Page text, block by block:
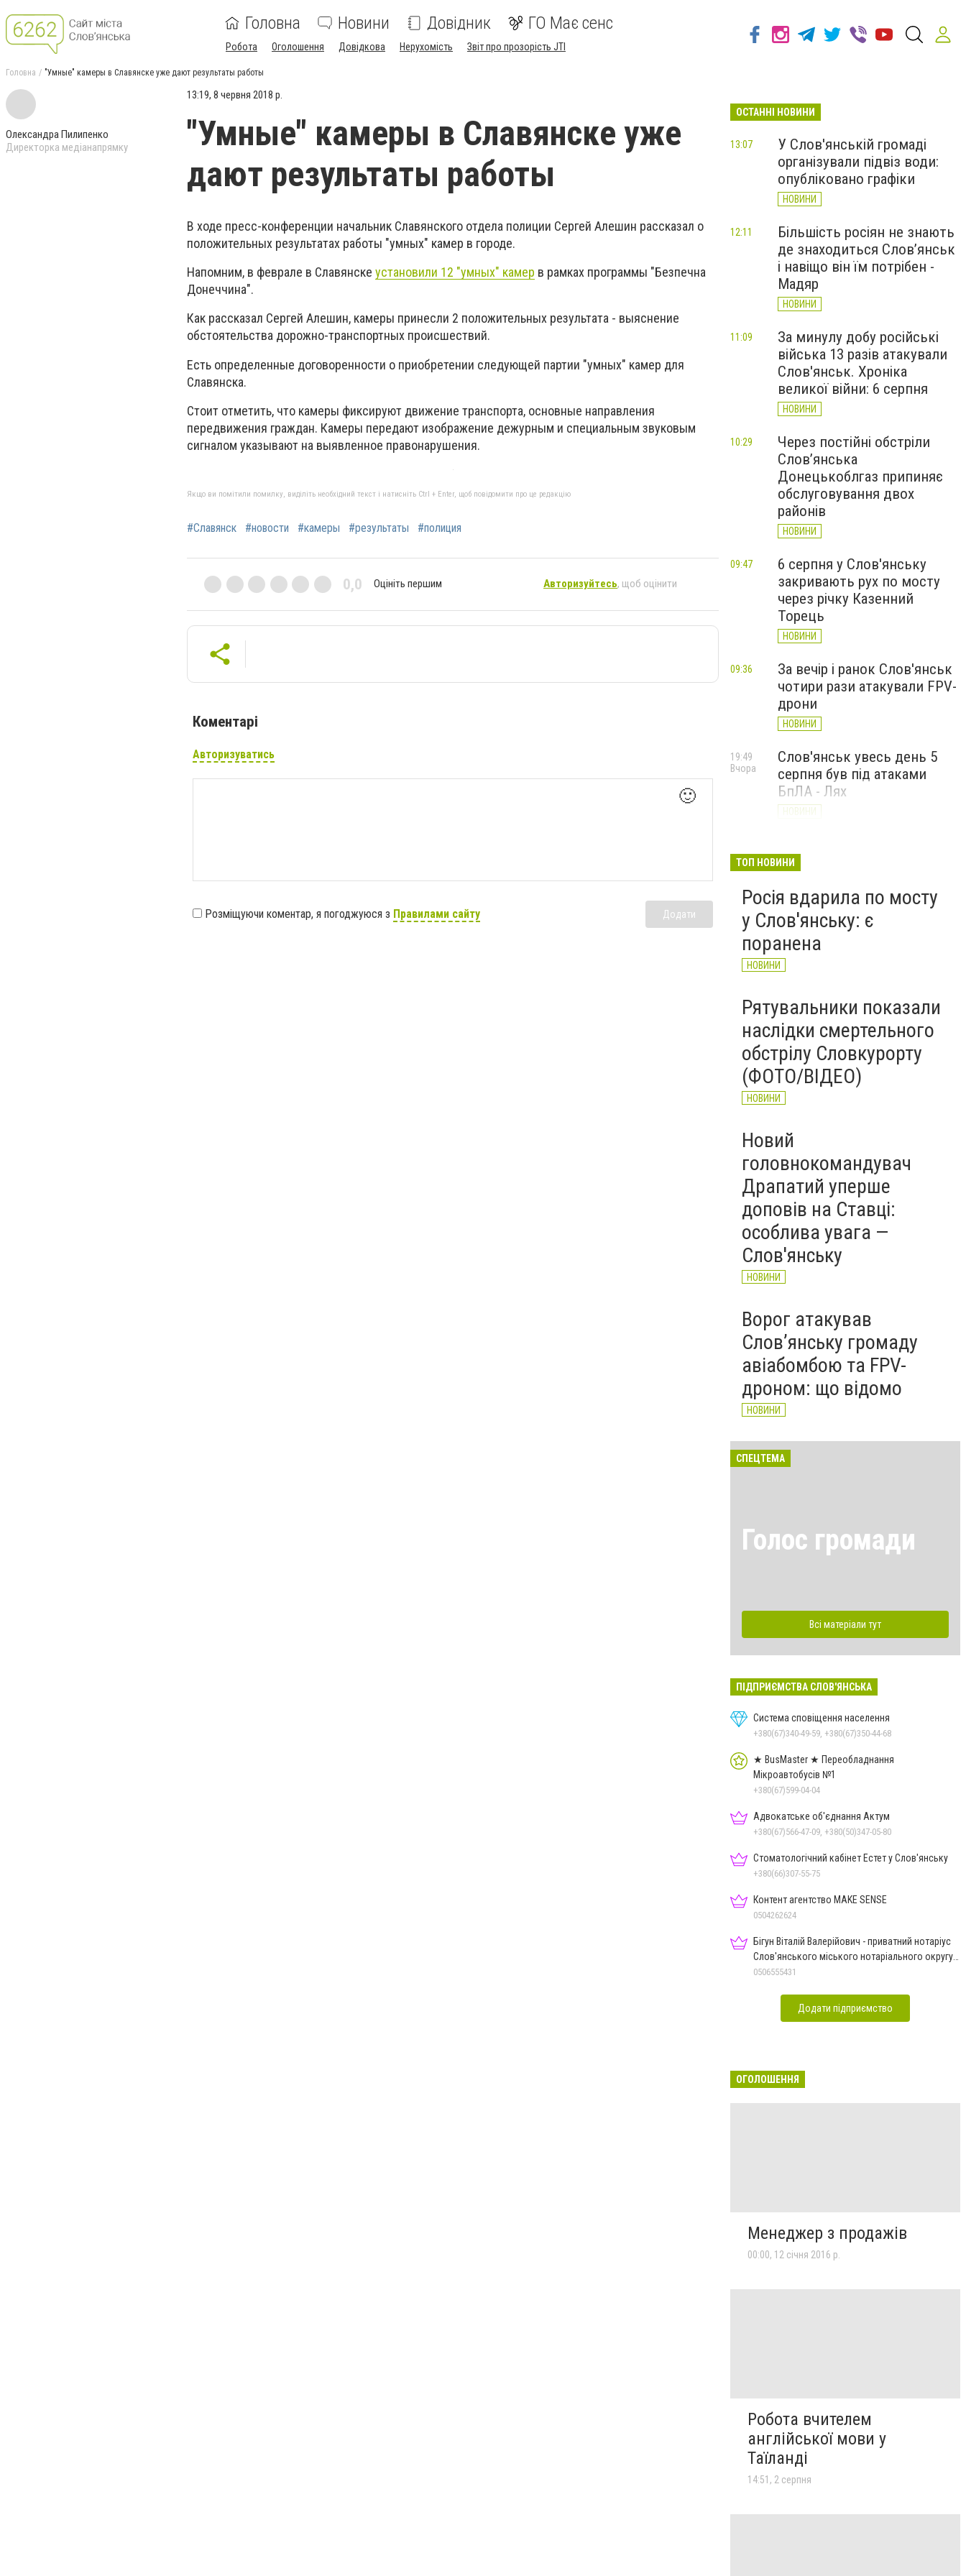
Головна Новини Довідник ГО Має сенс
Робота Оголошення Довідкова Нерухомість Звіт про прозорість JTI
Головна "Умные" камеры в Славянске уже дают результаты работы
Олександра Пилипенко
Директорка медіанапрямку
13:19, 8 червня 2018 р.
"Умные" камеры в Славянске уже
дают результаты работы
В ходе пресс-конференции начальник Славянского отдела полиции Сергей Алешин рассказал о
положительных результатах работы "умных" камер в городе.
Напомним, в феврале в Славянске установили 12 "умных" камер в рамках программы "Безпечна
Донеччина".
Как рассказал Сергей Алешин, камеры принесли 2 положительных результата - выяснение
обстоятельства дорожно-транспортных происшествий.
Есть определенные договоренности о приобретении следующей партии "умных" камер для
Славянска.
Стоит отметить, что камеры фиксируют движение транспорта, основные направления
передвижения граждан. Камеры передают изображение дежурным и специальным звуковым
сигналом указывают на выявленное правонарушения.
Якщо ви помітили помилку, виділіть необхідний текст і натисніть Ctrl + Enter, щоб повідомити про це редакцію
#Славянск #новости #камеры #результаты #полиция
0,0 Оцініть першим Авторизуйтесь, щоб оцінити
Коментарі
Авторизуватись
🙂
Розміщуючи коментар, я погоджуюся з Правилами сайту Додати
ОСТАННІ НОВИНИ
У Слов'янській громаді
організували підвіз води:
опубліковано графіки
НОВИНИ
13:07
Більшість росіян не знають
де знаходиться Слов’янськ
і навіщо він їм потрібен -
Мадяр
НОВИНИ
12:11
За минулу добу російські
війська 13 разів атакували
Слов'янськ. Хроніка
великої війни: 6 серпня
НОВИНИ
11:09
Через постійні обстріли
Слов’янська
Донецькоблгаз припиняє
обслуговування двох
районів
НОВИНИ
10:29
6 серпня у Слов'янську
закривають рух по мосту
через річку Казенний
Торець
НОВИНИ
09:47
За вечір і ранок Слов'янськ
чотири рази атакували FPV-
дрони
НОВИНИ
09:36
Слов'янськ увесь день 5
серпня був під атаками
БпЛА - Лях
НОВИНИ
19:49
Вчора
БПЛа влучив у
центрі міста (ФОТО)
НОВИНИ
Вчора
ТОП НОВИНИ
Росія вдарила по мосту
у Слов'янську: є
поранена
НОВИНИ
Рятувальники показали
наслідки смертельного
обстрілу Словкурорту
(ФОТО/ВІДЕО)
НОВИНИ
Новий
головнокомандувач
Драпатий уперше
доповів на Ставці:
особлива увага —
Слов'янську
НОВИНИ
Ворог атакував
Слов’янську громаду
авіабомбою та FPV-
дроном: що відомо
НОВИНИ
СПЕЦТЕМА
Голос громади
Всі матеріали тут
ПІДПРИЄМСТВА СЛОВ'ЯНСЬКА
Система сповіщення населення
+380(67)340-49-59, +380(67)350-44-68
★ BusMaster ★ Переобладнання
Мікроавтобусів №1
+380(67)599-04-04
Адвокатське об'єднання Актум
+380(67)566-47-09, +380(50)347-05-80
Стоматологічний кабінет Естет у Слов'янську
+380(66)307-55-75
Контент агентство MAKE SENSE
0504262624
Бігун Віталій Валерійович - приватний нотаріус
Слов'янського міського нотаріального округу
Дон.обл.
0506555431
Додати підприємство
ОГОЛОШЕННЯ
Менеджер з продажів
00:00, 12 січня 2016 р.
Робота вчителем
англійської мови у
Таїланді
14:51, 2 серпня